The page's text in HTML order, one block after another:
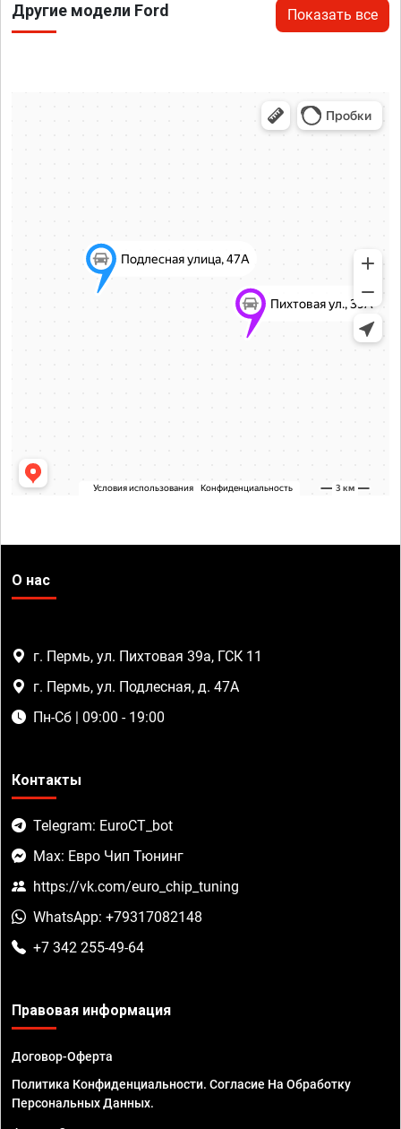
Другие модели Ford Показать все
О нас
г. Пермь, ул. Пихтовая 39а, ГСК 11
г. Пермь, ул. Подлесная, д. 47А
Пн-Сб | 09:00 - 19:00
Контакты
Telegram: EuroCT_bot
Max: Евро Чип Тюнинг
https://vk.com/euro_chip_tuning
WhatsApp: +79317082148
+7 342 255-49-64
Правовая информация
Договор-Оферта
Политика Конфиденциальности. Согласие На Обработку
Персональных Данных.